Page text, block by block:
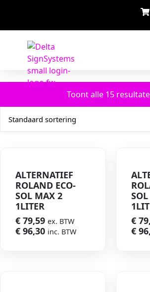
Toont alle 15
ALTERNATIEF
ROLAND ECO-
SOL MAX 2
1LITER
€ 79,59 ex. BTW
€ 96,30 inc. BTW
€
€